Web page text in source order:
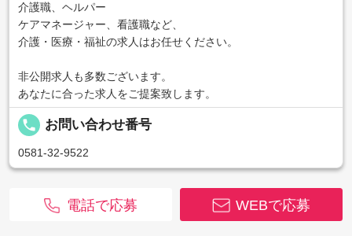
介護職、ヘルパー
ケアマネージャー、看護職など、
介護・医療・福祉の求人はお任せください。
非公開求人も多数ございます。
あなたに合った求人をご提案致します。
local_phone お問い合わせ番号
0581-32-9522
WEBで応募
電話で応募